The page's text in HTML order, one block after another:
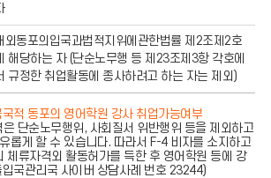
외동포의입국과법적지위에관한법률 제2조제2호
해당하는 자 (단순노무행 등 제23조제3항 각호에
규정한 취업활동에 종사하려고 하는 자는 제외)
적 동포의 영어학원 강사 취업가능여부
단순노무행위, 사회질서 위반행위 등을 제외하고
롭게 할 수 있습니다. 따라서 F-4 비자를 소지하고
체류자격외 활동허가를 득한 후 영어학원 등에 강
국관리국 사이버 상담사례 번호 23244)